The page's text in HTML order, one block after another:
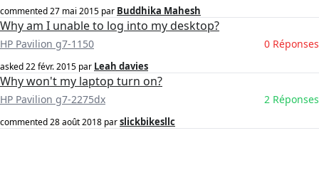
commented27 mai 2015 par Buddhika Mahesh
Why am I unable to log into my desktop?
HP Pavilion g7-1150 0 Réponses
asked22 févr. 2015 par Leah davies
Why won't my laptop turn on?
HP Pavilion g7-2275dx 2 Réponses
commented28 août 2018 parslickbikesllc